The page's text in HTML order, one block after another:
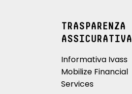
TRASPARENZA
ASSICURATIVA
Informativa Ivass
Mobilize Financial
Services